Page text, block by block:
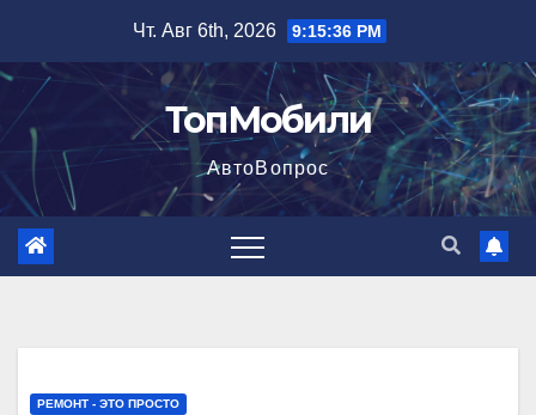
содержимому
Чт. Авг 6th, 2026 9:15:38 PM
ТопМобили
АвтоВопрос
РЕМОНТ - ЭТО ПРОСТО